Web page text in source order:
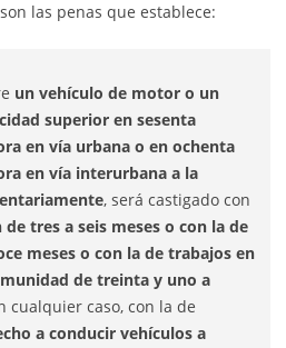
las penas que establece:
un vehículo de motor o un
superior en sesenta
en vía urbana o en ochenta
en vía interurbana a la
, será castigado con
tres a seis meses o con la de
meses o con la de trabajos en
de treinta y uno a
cualquier caso, con la de
a conducir vehículos a